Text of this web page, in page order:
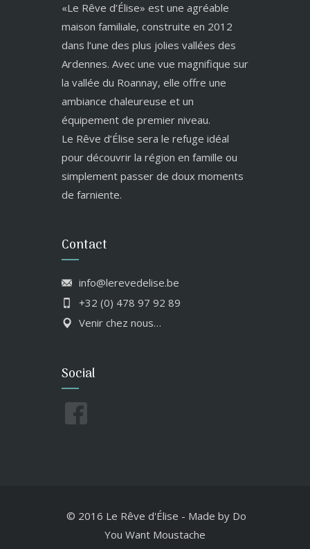
«Le Rêve d’Élise» est une agréable
maison familiale, construite en 2012
dans l’une des plus jolies vallées des
Ardennes. Avec une vue magnifique sur
la vallée du Roannay, elle offre une
ambiance chaleureuse et un
équipement de premier niveau.
Le Rêve d’Élise sera le refuge idéal
pour découvrir la région en famille ou
simplement passer de doux moments
de farniente.
Contact
info@lerevedelise.be
+32 (0) 478 97 92 89
Venir chez nous…
Social
© 2016 Le Rêve d'Élise - Made by Do
You Want Moustache